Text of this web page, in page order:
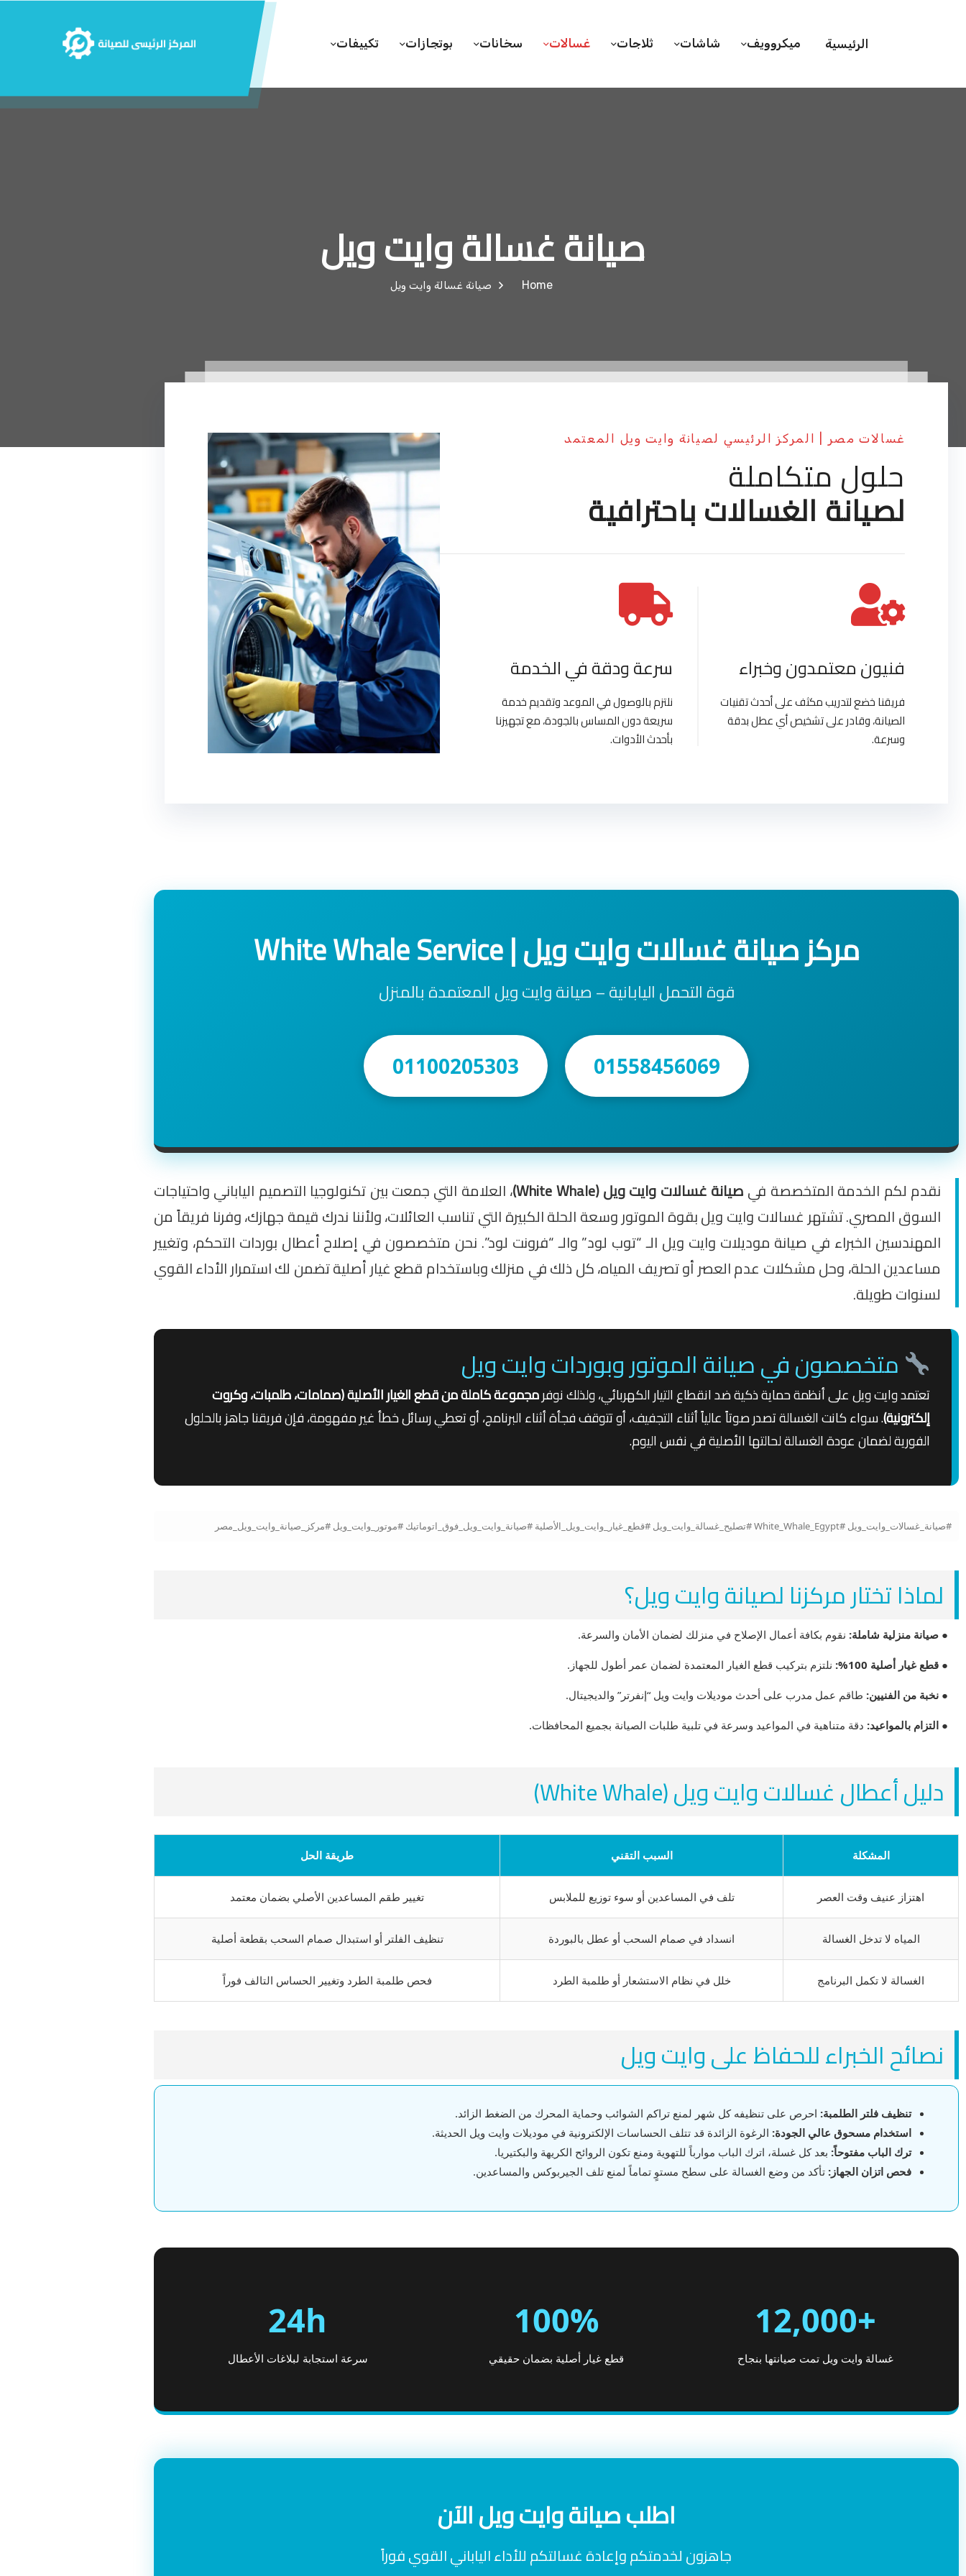
الرئيسية ميكروويف شاشات ثلاجات غسالات سخانات بوتجازات تكييفات
صيانة غسالة وايت ويل
Home صيانة غسالة وايت ويل
غسالات مصر | المركز الرئيسي لصيانة وايت ويل المعتمد
حلول متكاملة
لصيانة الغسالات باحترافية
فنيون معتمدون وخبراء
فريقنا خضع لتدريب مكثف على أحدث تقنيات
الصيانة، وقادر على تشخيص أي عطل بدقة
وسرعة.
سرعة ودقة في الخدمة
نلتزم بالوصول في الموعد وتقديم خدمة
سريعة دون المساس بالجودة، مع تجهيزنا
بأحدث الأدوات.
مركز صيانة غسالات وايت ويل | White Whale Service
قوة التحمل اليابانية – صيانة وايت ويل المعتمدة بالمنزل
01558456069
01100205303
نقدم لكم الخدمة المتخصصة فيصيانة غسالات وايت ويل (White Whale)
، العلامة التي جمعت بين تكنولوجيا التصميم الياباني واحتياجات
السوق المصري. تشتهر غسالات وايت ويل بقوة الموتور وسعة الحلة الكبيرة التي تناسب العائلات، ولأننا ندرك قيمة جهازك، وفرنا فريقاً من
المهندسين الخبراء في صيانة موديلات وايت ويل الـ “توب لود” والـ “فرونت لود”. نحن متخصصون في إصلاح أعطال بوردات التحكم، وتغيير
مساعدين الحلة، وحل مشكلات عدم العصر أو تصريف المياه، كل ذلك في منزلك وباستخدام قطع غيار أصلية تضمن لك استمرار الأداء القوي
لسنوات طويلة.
متخصصون في صيانة الموتور وبوردات وايت ويل
تعتمد وايت ويل على أنظمة حماية ذكية ضد انقطاع التيار الكهربائي، ولذلك نوفرمجموعة كاملة من قطع الغيار الأصلية (صمامات، طلمبات، وكروت
إلكترونية). سواء كانت الغسالة تصدر صوتاً عالياً أثناء التجفيف، أو تتوقف فجأة أثناء البرنامج، أو تعطي رسائل خطأ غير مفهومة، فإن فريقنا جاهز بالحلول
الفورية لضمان عودة الغسالة لحالتها الأصلية في نفس اليوم.
#صيانة_غسالات_وايت_ويل #White_Whale_Egypt #تصليح_غسالة_وايت_ويل #قطع_غيار_وايت_ويل_الأصلية #صيانة_وايت_ويل_فوق_اتوماتيك #موتور_وايت_ويل #مركز_صيانة_وايت_ويل_مصر
لماذا تختار مركزنا لصيانة وايت ويل؟
● صيانة منزلية شاملة: نقوم بكافة أعمال الإصلاح في منزلك لضمان الأمان والسرعة.
● قطع غيار أصلية 100%: نلتزم بتركيب قطع الغيار المعتمدة لضمان عمر أطول للجهاز.
● نخبة من الفنيين: طاقم عمل مدرب على أحدث موديلات وايت ويل “إنفرتر” والديجيتال.
● التزام بالمواعيد: دقة متناهية في المواعيد وسرعة في تلبية طلبات الصيانة بجميع المحافظات.
دليل أعطال غسالات وايت ويل (White Whale)
المشكلة السبب التقني طريقة الحل
اهتزاز عنيف وقت العصر تلف في المساعدين أو سوء توزيع للملابس تغيير طقم المساعدين الأصلي بضمان معتمد
المياه لا تدخل الغسالة انسداد في صمام السحب أو عطل بالبوردة تنظيف الفلتر أو استبدال صمام السحب بقطعة أصلية
الغسالة لا تكمل البرنامج خلل في نظام الاستشعار أو طلمبة الطرد فحص طلمبة الطرد وتغيير الحساس التالف فوراً
نصائح الخبراء للحفاظ على وايت ويل
تنظيف فلتر الطلمبة: احرص على تنظيفه كل شهر لمنع تراكم الشوائب وحماية المحرك من الضغط الزائد.
استخدام مسحوق عالي الجودة: الرغوة الزائدة قد تتلف الحساسات الإلكترونية في موديلات وايت ويل الحديثة.
ترك الباب مفتوحاً: بعد كل غسلة، اترك الباب موارباً للتهوية ومنع تكون الروائح الكريهة والبكتيريا.
فحص اتزان الجهاز: تأكد من وضع الغسالة على سطح مستوٍ تماماً لمنع تلف الجيربوكس والمساعدين.
+12,000
غسالة وايت ويل تمت صيانتها بنجاح
100%
قطع غيار أصلية بضمان حقيقي
24h
سرعة استجابة لبلاغات الأعطال
اطلب صيانة وايت ويل الآن
جاهزون لخدمتكم وإعادة غسالتكم للأداء الياباني القوي فوراً